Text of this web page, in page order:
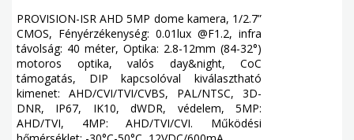
PROVISION-ISR AHD 5MP dome kamera, 1/2.7”
CMOS, Fényérzékenység: 0.01lux @F1.2, infra
távolság: 40 méter, Optika: 2.8-12mm (84-32°)
motoros optika, valós day&night, CoC
támogatás, DIP kapcsolóval kiválasztható
kimenet: AHD/CVI/TVI/CVBS, PAL/NTSC, 3D-
DNR, IP67, IK10, dWDR, védelem, 5MP:
AHD/TVI, 4MP: AHD/TVI/CVI. Működési